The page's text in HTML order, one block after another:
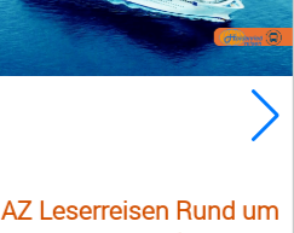
AZ Leserreisen Rund um